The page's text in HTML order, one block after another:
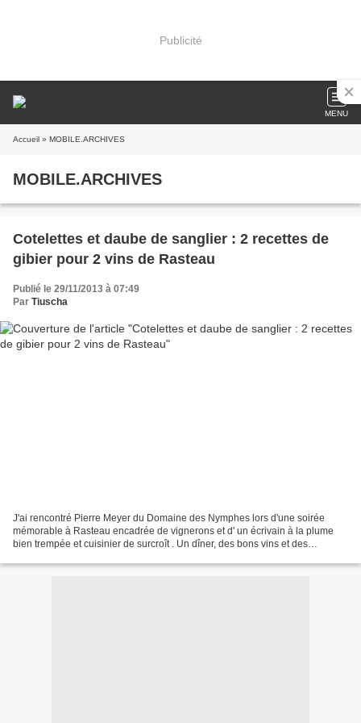
Publicité
MENU
Accueil » MOBILE.ARCHIVES
MOBILE.ARCHIVES
Cotelettes et daube de sanglier : 2 recettes de
gibier pour 2 vins de Rasteau
Publié le 29/11/2013 à 07:49
Par Tiuscha
J'ai rencontré Pierre Meyer du Domaine des Nymphes lors d'une soirée
mémorable à Rasteau encadrée de vignerons et d' un écrivain à la plume
bien trempée et cuisinier de surcroît . Un dîner, des bons vins et des